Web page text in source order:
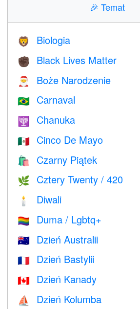
🎉 Temat
🦁 Biologia
✊🏿 Black Lives Matter
🎅 Boże Narodzenie
🇧🇷 Carnaval
🕎 Chanuka
🇲🇽 Cinco De Mayo
🛍 Czarny Piątek
🌿 Cztery Twenty / 420
🕯 Diwali
🏳️‍🌈 Duma / Lgbtq+
🇦🇺 Dzień Australii
🇫🇷 Dzień Bastylii
🇨🇦 Dzień Kanady
⛵️ Dzień Kolumba